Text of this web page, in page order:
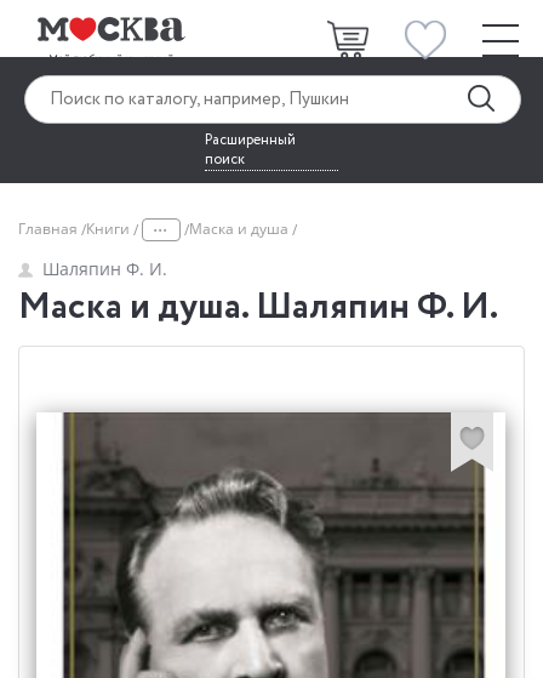
Расширенный
поиск
Главная Книги ... Маска и душа
Шаляпин Ф. И.
Маска и душа. Шаляпин Ф. И.